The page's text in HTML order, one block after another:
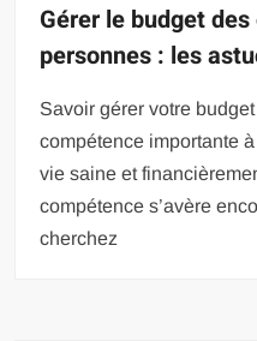
Gérer le budget
personnes : les
Savoir gérer votre
compétence importante
vie saine et
compétence s’avère
cherchez